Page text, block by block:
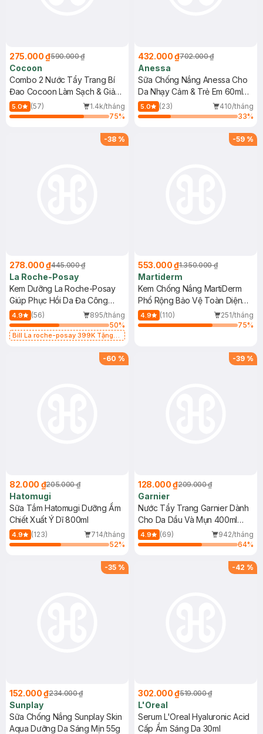
275.000 ₫590.000 ₫
Cocoon
Combo 2 Nước Tẩy Trang Bí
Đao Cocoon Làm Sạch & Giảm
Dầu 500ml
5.0 (57)
1.4k/tháng
75%
432.000 ₫702.000 ₫
Anessa
Sữa Chống Nắng Anessa Cho
Da Nhạy Cảm & Trẻ Em 60ml
(Mới)
5.0 (23)
410/tháng
33%
-38 %
278.000 ₫445.000 ₫
La Roche-Posay
Kem Dưỡng La Roche-Posay
Giúp Phục Hồi Da Đa Công
Dụng 40ml
4.9 (56)
895/tháng
50%
Bill La roche-posay 399K Tặng
-59 %
553.000 ₫1.350.000 ₫
Martiderm
Kem Chống Nắng MartiDerm
Phổ Rộng Bảo Vệ Toàn Diện
40ml
4.9 (110)
251/tháng
75%
-60 %
82.000 ₫205.000 ₫
Hatomugi
Sữa Tắm Hatomugi Dưỡng Ẩm
Chiết Xuất Ý Dĩ 800ml
4.9 (123)
714/tháng
52%
-39 %
128.000 ₫209.000 ₫
Garnier
Nước Tẩy Trang Garnier Dành
Cho Da Dầu Và Mụn 400ml
(Mới)
4.9 (69)
942/tháng
64%
-35 %
152.000 ₫234.000 ₫
Sunplay
Sữa Chống Nắng Sunplay Skin
Aqua Dưỡng Da Sáng Mịn 55g
-42 %
302.000 ₫519.000 ₫
L'Oreal
Serum L'Oreal Hyaluronic Acid
Cấp Ẩm Sáng Da 30ml